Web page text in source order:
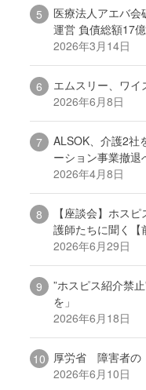
医療法人アエバ
運営 負債総額17
2026年3月14日
エムスリー、ワ
2026年6月8日
ALSOK、介護2社
ーション事業撤退
2026年4月8日
【座談会】ホス
護師たちに聞く【
2026年6月29日
”ホスピス紹介禁
を」
2026年6月18日
厚労省 障害者の
2026年6月10日